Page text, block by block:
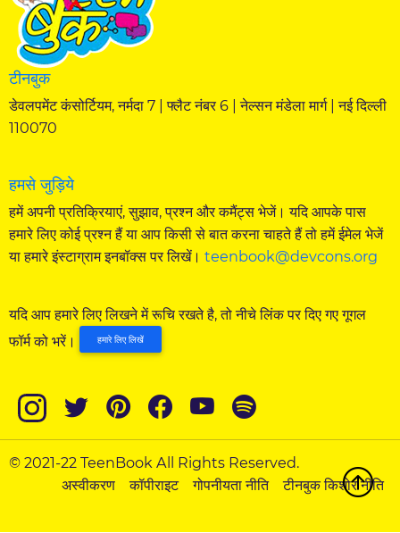
टीनबुक
डेवलपमेंट कंसोर्टियम, नर्मदा 7 | फ्लैट नंबर 6 | नेल्सन मंडेला मार्ग | नई दिल्ली
110070
हमसे जुड़िये
हमें अपनी प्रतिक्रियाएं, सुझाव, प्रश्न और कमैंट्स भेजें। यदि आपके पास
हमारे लिए कोई प्रश्न हैं या आप किसी से बात करना चाहते हैं तो हमें ईमेल भेजें
या हमारे इंस्टाग्राम इनबॉक्स पर लिखें।teenbook@devcons.org
यदि आप हमारे लिए लिखने में रूचि रखते है, तो नीचे लिंक पर दिए गए गूगल
फॉर्म को भरें।
हमारे लिए लिखें
© 2021-22 TeenBook All Rights Reserved.
अस्वीकरण
कॉपीराइट गोपनीयता नीति टीनबुक किशोर नीति